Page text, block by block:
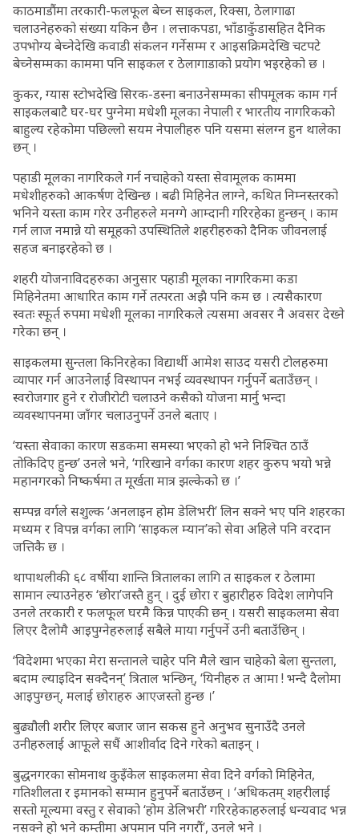
काठमाडौंमा तरकारी-फलफूल बेच्न साइकल, रिक्सा, ठेलागाढा
चलाउनेहरुको संख्या यकिन छैन । लत्ताकपडा, भाँडाकुँडासहित दैनिक
उपभोग्य बेच्नेदेखि कवाडी संकलन गर्नेसम्म र आइसक्रिमदेखि चटपटे
बेच्नेसम्मका काममा पनि साइकल र ठेलागाडाको प्रयोग भइरहेको छ ।
कुकर, ग्यास स्टोभदेखि सिरक-डस्ना बनाउनेसम्मका सीपमूलक काम गर्न
साइकलबाटै घर-घर पुग्नेमा मधेशी मूलका नेपाली र भारतीय नागरिकको
बाहुल्य रहेकोमा पछिल्लो सयम नेपालीहरु पनि यसमा संलग्न हुन थालेका
छन् ।
पहाडी मूलका नागरिकले गर्न नचाहेको यस्ता सेवामूलक काममा
मधेशीहरुको आकर्षण देखिन्छ । बढी मिहिनेत लाग्ने, कथित निम्नस्तरको
भनिने यस्ता काम गरेर उनीहरुले मनग्गे आम्दानी गरिरहेका हुन्छन् । काम
गर्न लाज नमान्ने यो समूहको उपस्थितिले शहरीहरुको दैनिक जीवनलाई
सहज बनाइरहेको छ ।
शहरी योजनाविदहरुका अनुसार पहाडी मूलका नागरिकमा कडा
मिहिनेतमा आधारित काम गर्ने तत्परता अझै पनि कम छ । त्यसैकारण
स्वतः स्फूर्त रुपमा मधेशी मूलका नागरिकले त्यसमा अवसर नै अवसर देख्ने
गरेका छन् ।
साइकलमा सुन्तला किनिरहेका विद्यार्थी आमेश साउद यसरी टोलहरुमा
व्यापार गर्न आउनेलाई विस्थापन नभई व्यवस्थापन गर्नुपर्ने बताउँछन् ।
स्वरोजगार हुने र रोजीरोटी चलाउने कसैको योजना मार्नु भन्दा
व्यवस्थापनमा जाँगर चलाउनुपर्ने उनले बताए ।
‘यस्ता सेवाका कारण सडकमा समस्या भएको हो भने निश्चित ठाउँ
तोकिदिए हुन्छ’ उनले भने, ‘गरिखाने वर्गका कारण शहर कुरुप भयो भन्ने
महानगरको निष्कर्षमा त मूर्खता मात्र झल्केको छ ।’
सम्पन्न वर्गले सशुल्क ‘अनलाइन होम डेलिभरी’ लिन सक्ने भए पनि शहरका
मध्यम र विपन्न वर्गका लागि ‘साइकल म्यान’को सेवा अहिले पनि वरदान
जत्तिकै छ ।
थापाथलीकी ६८ वर्षीया शान्ति त्रितालका लागि त साइकल र ठेलामा
सामान ल्याउनेहरु ‘छोरा’जस्तै हुन् । दुई छोरा र बुहारीहरु विदेश लागेपनि
उनले तरकारी र फलफूल घरमै किन्न पाएकी छन् । यसरी साइकलमा सेवा
लिएर दैलोमै आइपुग्नेहरुलाई सबैले माया गर्नुपर्ने उनी बताउँछिन् ।
‘विदेशमा भएका मेरा सन्तानले चाहेर पनि मैले खान चाहेको बेला सुन्तला,
बदाम ल्याइदिन सक्दैनन्’ त्रिताल भन्छिन्, ‘यिनीहरु त आमा ! भन्दै दैलोमा
आइपुग्छन्, मलाई छोराहरु आएजस्तो हुन्छ ।’
बुढ्यौली शरीर लिएर बजार जान सकस हुने अनुभव सुनाउँदै उनले
उनीहरुलाई आफूले सधैं आशीर्वाद दिने गरेको बताइन् ।
बुद्धनगरका सोमनाथ कुइँकेल साइकलमा सेवा दिने वर्गको मिहिनेत,
गतिशीलता र इमानको सम्मान हुनुपर्ने बताउँछन् । ‘अधिकतम् शहरीलाई
सस्तो मूल्यमा वस्तु र सेवाको ‘होम डेलिभरी’ गरिरहेकाहरुलाई धन्यवाद भन्न
नसक्ने हो भने कम्तीमा अपमान पनि नगरौं’, उनले भने ।